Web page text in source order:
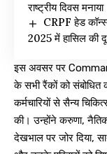
राष्ट्रीय दिवस मनाया
CRPF हेड
2025 में हासिल की
इस अवसर पर
के सभी रैंकों को
कर्मचारियों से सैन्य
की। उन्होंने करुणा,
देखभाल पर जोर दिया,